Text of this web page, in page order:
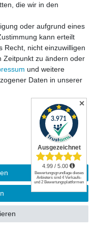
Impressum|
Kontakt
die wir in den
oder aufgrund eines
kann erteilt
Recht, nicht einzuwilligen
Zeitpunkt zu ändern oder
und weitere
Daten in unserer
✕